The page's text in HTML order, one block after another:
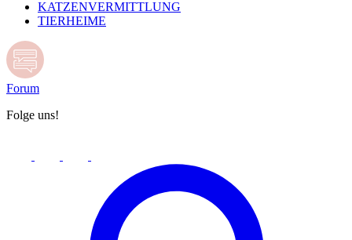
KATZENVERMITTLUNG
TIERHEIME
Forum
Folge uns!